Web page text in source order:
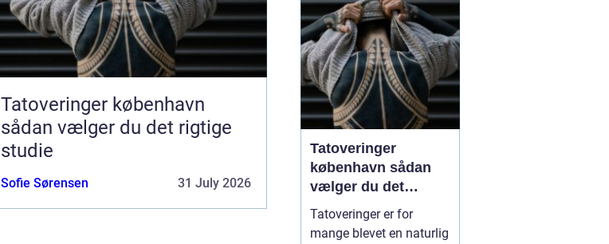
Tatoveringer københavn
sådan vælger du det rigtige
studie
Sofie Sørensen 31 July 2026
Tatoveringer
københavn sådan
vælger du det
rigtige studie
Tatoveringer er for
mange blevet en naturlig